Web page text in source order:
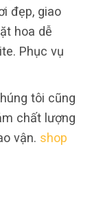
đẹp, giao
hoa dễ
Phục vụ
tôi cũng
chất lượng
vận. shop